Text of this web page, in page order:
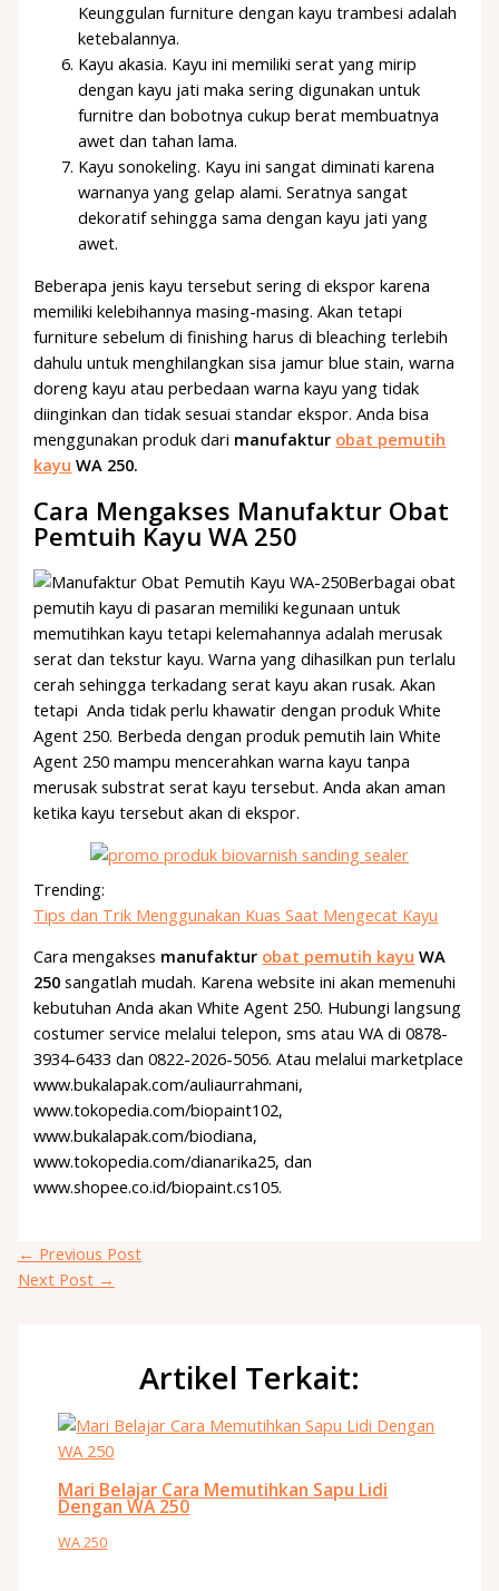
Keunggulan furniture dengan kayu trambesi adalah
ketebalannya.
Kayu akasia. Kayu ini memiliki serat yang mirip
dengan kayu jati maka sering digunakan untuk
furnitre dan bobotnya cukup berat membuatnya
awet dan tahan lama.
Kayu sonokeling. Kayu ini sangat diminati karena
warnanya yang gelap alami. Seratnya sangat
dekoratif sehingga sama dengan kayu jati yang
awet.
Beberapa jenis kayu tersebut sering di ekspor karena
memiliki kelebihannya masing-masing. Akan tetapi
furniture sebelum di finishing harus di bleaching terlebih
dahulu untuk menghilangkan sisa jamur blue stain, warna
doreng kayu atau perbedaan warna kayu yang tidak
diinginkan dan tidak sesuai standar ekspor. Anda bisa
menggunakan produk dari manufaktur obat pemutih
kayu WA 250.
Cara Mengakses Manufaktur Obat
Pemtuih Kayu WA 250
Berbagai obat
pemutih kayu di pasaran memiliki kegunaan untuk
memutihkan kayu tetapi kelemahannya adalah merusak
serat dan tekstur kayu. Warna yang dihasilkan pun terlalu
cerah sehingga terkadang serat kayu akan rusak. Akan
tetapi Anda tidak perlu khawatir dengan produk White
Agent 250. Berbeda dengan produk pemutih lain White
Agent 250 mampu mencerahkan warna kayu tanpa
merusak substrat serat kayu tersebut. Anda akan aman
ketika kayu tersebut akan di ekspor.
Trending:
Tips dan Trik Menggunakan Kuas Saat Mengecat Kayu
Cara mengakses manufaktur obat pemutih kayu WA
250 sangatlah mudah. Karena website ini akan memenuhi
kebutuhan Anda akan White Agent 250. Hubungi langsung
costumer service melalui telepon, sms atau WA di 0878-
3934-6433 dan 0822-2026-5056. Atau melalui marketplace
www.bukalapak.com/auliaurrahmani,
www.tokopedia.com/biopaint102,
www.bukalapak.com/biodiana,
www.tokopedia.com/dianarika25, dan
www.shopee.co.id/biopaint.cs105.
← Previous Post
Next Post →
Artikel Terkait:
Mari Belajar Cara Memutihkan Sapu Lidi
Dengan WA 250
WA 250